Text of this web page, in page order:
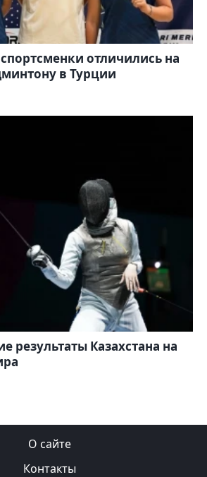
отличились на
в Турции
результаты Казахстана на
О сайте
Контакты